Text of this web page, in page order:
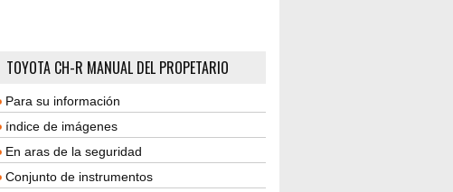
TOYOTA CH-R MANUAL DEL PROPETARIO
Para su información
índice de imágenes
En aras de la seguridad
Conjunto de instrumentos